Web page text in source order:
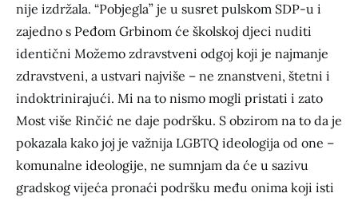
nije izdržala. “Pobjegla” je u susret pulskom SDP-u i
zajedno s Peđom Grbinom će školskoj djeci nuditi
identični Možemo zdravstveni odgoj koji je najmanje
zdravstveni, a ustvari najviše – ne znanstveni, štetni i
indoktrinirajući. Mi na to nismo mogli pristati i zato
Most više Rinčić ne daje podršku. S obzirom na to da je
pokazala kako joj je važnija LGBTQ ideologija od one –
komunalne ideologije, ne sumnjam da će u sazivu
gradskog vijeća pronaći podršku među onima koji isti